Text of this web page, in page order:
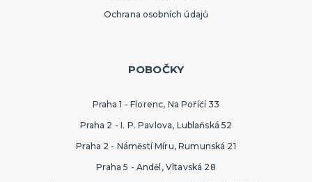
Ochrana osobních údajů
POBOČKY
Praha 1 - Florenc, Na Poříčí 33
Praha 2 - I. P. Pavlova, Lublaňská 52
Praha 2 - Náměstí Míru, Rumunská 21
Praha 5 - Anděl, Vltavská 28